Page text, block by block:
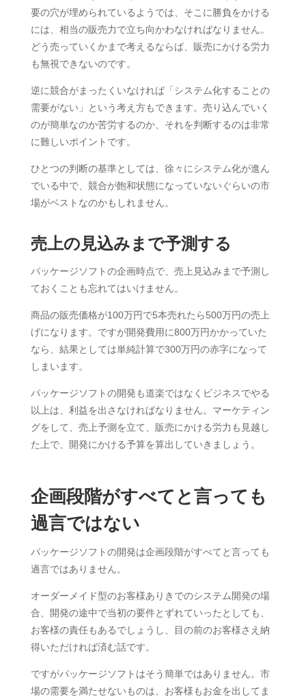
要の穴が埋められているようでは、そこに勝負をかける
には、相当の販売力で立ち向かわなければなりません。
どう売っていくかまで考えるならば、販売にかける労力
も無視できないのです。
逆に競合がまったくいなければ「システム化することの
需要がない」という考え方もできます。売り込んでいく
のが簡単なのか苦労するのか、それを判断するのは非常
に難しいポイントです。
ひとつの判断の基準としては、徐々にシステム化が進ん
でいる中で、競合が飽和状態になっていないぐらいの市
場がベストなのかもしれません。
売上の見込みまで予測する
パッケージソフトの企画時点で、売上見込みまで予測し
ておくことも忘れてはいけません。
商品の販売価格が100万円で5本売れたら500万円の売上
げになります。ですが開発費用に800万円かかっていた
なら、結果としては単純計算で300万円の赤字になって
しまいます。
パッケージソフトの開発も道楽ではなくビジネスでやる
以上は、利益を出さなければなりません。マーケティン
グをして、売上予測を立て、販売にかける労力も見越し
た上で、開発にかける予算を算出していきましょう。
企画段階がすべてと言っても
過言ではない
パッケージソフトの開発は企画段階がすべてと言っても
過言ではありません。
オーダーメイド型のお客様ありきでのシステム開発の場
合、開発の途中で当初の要件とずれていったとしても、
お客様の責任もあるでしょうし、目の前のお客様さえ納
得いただければ済む話です。
ですがパッケージソフトはそう簡単ではありません。市
場の需要を満たせないものは、お客様もお金を出してま